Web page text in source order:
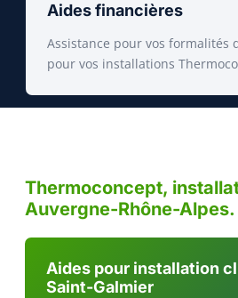
Aides financières
Assistance pour vos formalités
pour vos installations
Thermoconcept,
Auvergne-Rhône-Alpes.
Aides pour installation
Saint-Galmier